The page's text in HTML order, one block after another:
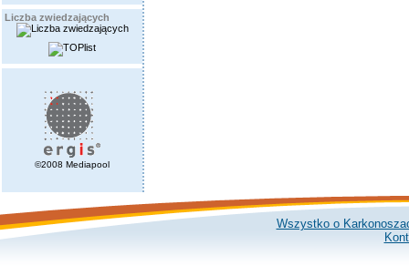
Liczba zwiedzających
©2008 Mediapool
Wszystko o